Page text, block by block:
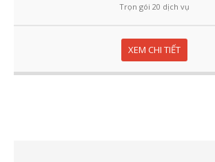
Trọn gói 20 dịch vụ
XEM CHI TIẾT